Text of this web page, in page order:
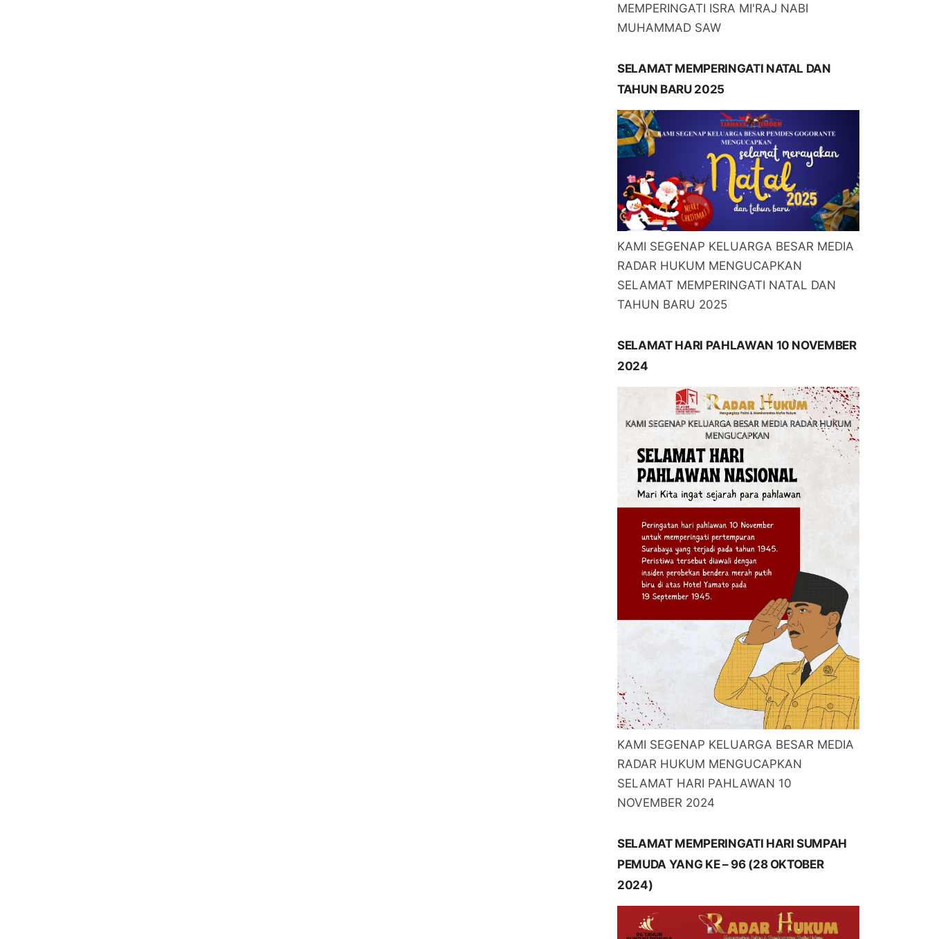
MEMPERINGATI ISRA MI'RAJ NABI
MUHAMMAD SAW
SELAMAT MEMPERINGATI NATAL DAN
TAHUN BARU 2025
KAMI SEGENAP KELUARGA BESAR MEDIA
RADAR HUKUM MENGUCAPKAN
SELAMAT MEMPERINGATI NATAL DAN
TAHUN BARU 2025
SELAMAT HARI PAHLAWAN 10 NOVEMBER
2024
KAMI SEGENAP KELUARGA BESAR MEDIA
RADAR HUKUM MENGUCAPKAN
SELAMAT HARI PAHLAWAN 10
NOVEMBER 2024
SELAMAT MEMPERINGATI HARI SUMPAH
PEMUDA YANG KE – 96 (28 OKTOBER
2024)